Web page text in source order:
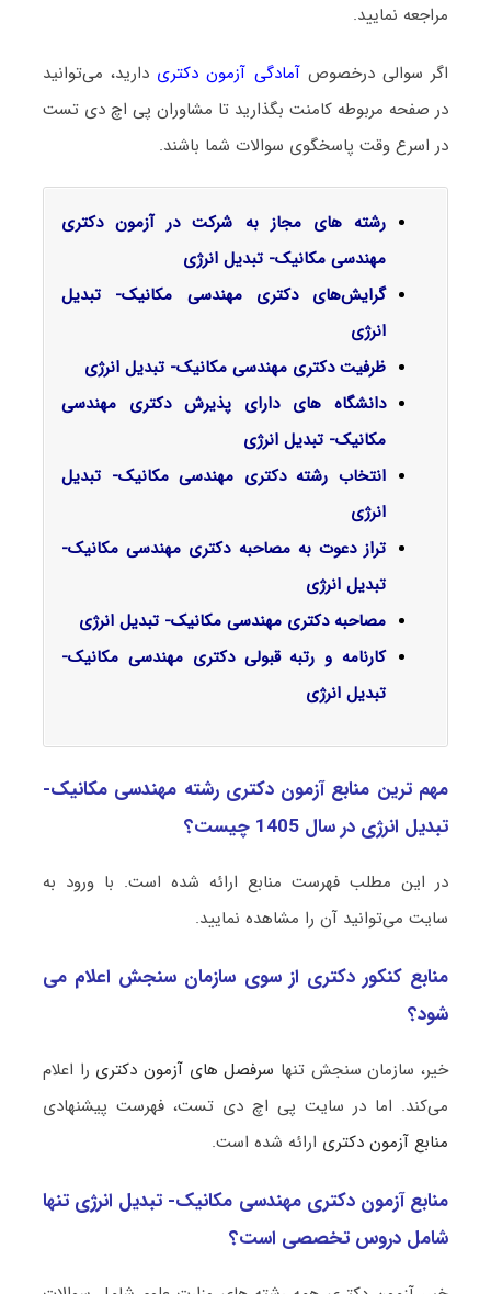
مراجعه نمایید.
اگر سوالی درخصوصآمادگی آزمون دکتری دارید، می‌توانید
در صفحه مربوطه کامنت بگذارید تا مشاوران پی اچ دی تست
در اسرع وقت پاسخگوی سوالات شما باشند.
رشته های مجاز به شرکت در آزمون دکتری
مهندسی مکانیک- تبدیل انرژی
گرایش‌های دکتری مهندسی مکانیک- تبدیل
انرژی
ظرفیت دکتری مهندسی مکانیک- تبدیل انرژی
دانشگاه های دارای پذیرش دکتری مهندسی
مکانیک- تبدیل انرژی
انتخاب رشته دکتری مهندسی مکانیک- تبدیل
انرژی
تراز دعوت به مصاحبه دکتری مهندسی مکانیک-
تبدیل انرژی
مصاحبه دکتری مهندسی مکانیک- تبدیل انرژی
کارنامه و رتبه قبولی دکتری مهندسی مکانیک-
تبدیل انرژی
مهم ترین منابع آزمون دکتری رشته مهندسی مکانیک-
تبدیل انرژی در سال 1405 چیست؟
در این مطلب فهرست منابع ارائه شده است. با ورود به
سایت می‌توانید آن را مشاهده نمایید.
منابع کنکور دکتری از سوی سازمان سنجش اعلام می
شود؟
خیر، سازمان سنجش تنها سرفصل های آزمون دکتری را اعلام
می‌کند. اما در سایت پی اچ دی تست، فهرست پیشنهادی
منابع آزمون دکتری ارائه شده است.
منابع آزمون دکتری مهندسی مکانیک- تبدیل انرژی تنها
شامل دروس تخصصی است؟